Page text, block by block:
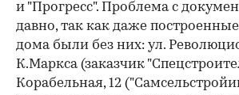
и "Прогресс". Проблема с
давно, так как даже
дома были без них: ул.
К.Маркса (заказчик
Корабельная, 12